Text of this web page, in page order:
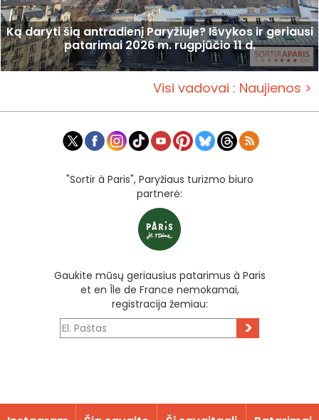
Ką daryti šią antradienį Paryžiuje? Išvykos ir geriausi
patarimai 2026 m. rugpjūčio 11 d.
Visi vadovai : Naujienos >
"Sortir à Paris", Paryžiaus turizmo biuro
partnerė:
Gaukite mūsų geriausius patarimus à Paris
et en Île de France nemokamai,
registracija žemiau:
>